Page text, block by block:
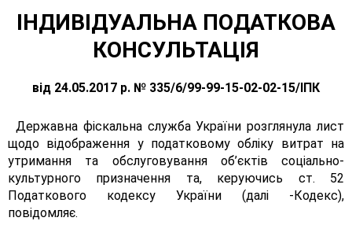
ІНДИВІДУАЛЬНА ПОДАТКОВА
КОНСУЛЬТАЦІЯ
від 24.05.2017 р. № 335/6/99-99-15-02-02-15/ІПК
Державна фіскальна служба України розглянула лист
щодо відображення у податковому обліку витрат на
утримання та обслуговування об’єктів соціально-
культурного призначення та, керуючись ст. 52
Податкового кодексу України (далі -Кодекс),
повідомляє.